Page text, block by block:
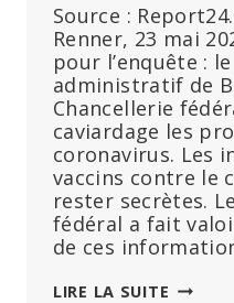
Source :
Renner, 23 mai
pour l’enquête :
administratif de
Chancellerie
caviardage les
coronavirus. Les
vaccins contre le
rester secrètes.
fédéral a fait
de ces
LIRE LA SUITE UNE